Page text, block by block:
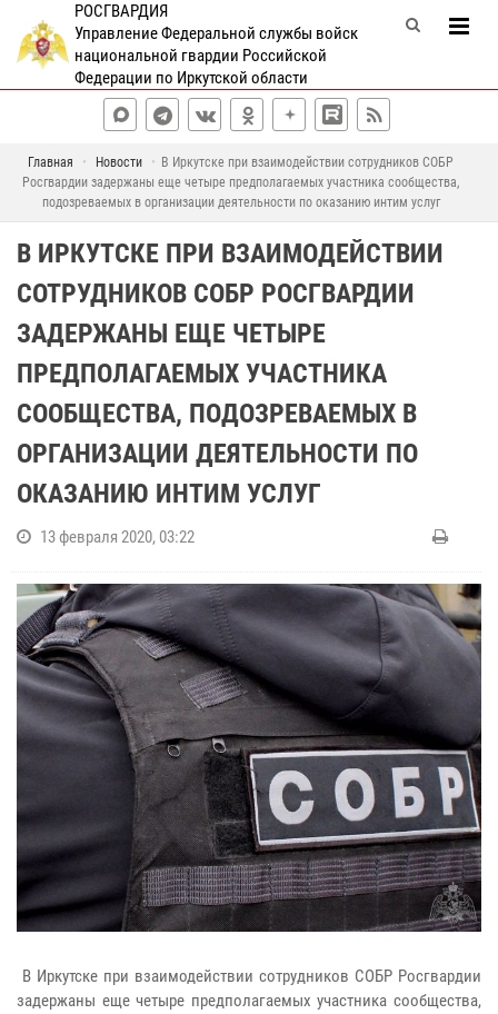
РОСГВАРДИЯ
Управление Федеральной службы войск
национальной гвардии Российской
Федерации по Иркутской области
Главная Новости
В Иркутске при взаимодействии сотрудников СОБР
Росгвардии задержаны еще четыре предполагаемых участника сообщества,
подозреваемых в организации деятельности по оказанию интим услуг
В ИРКУТСКЕ ПРИ ВЗАИМОДЕЙСТВИИ
СОТРУДНИКОВ СОБР РОСГВАРДИИ
ЗАДЕРЖАНЫ ЕЩЕ ЧЕТЫРЕ
ПРЕДПОЛАГАЕМЫХ УЧАСТНИКА
СООБЩЕСТВА, ПОДОЗРЕВАЕМЫХ В
ОРГАНИЗАЦИИ ДЕЯТЕЛЬНОСТИ ПО
ОКАЗАНИЮ ИНТИМ УСЛУГ
13 февраля 2020, 03:22
В Иркутске при взаимодействии сотрудников СОБР Росгвардии
задержаны еще четыре предполагаемых участника сообщества,